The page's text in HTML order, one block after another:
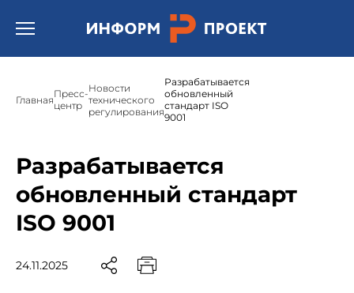
Открыть бургер меню.
ГлавнаяПресс-
центр
Новости
технического
регулирования
Разрабатывается
обновленный
стандарт ISO
9001
Разрабатывается
обновленный стандарт
ISO 9001
24.11.2025